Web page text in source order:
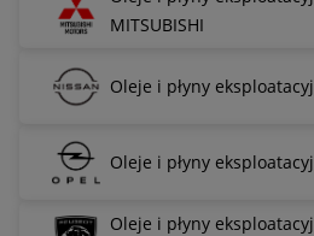
MITSUBISHI
Oleje i płyny
Oleje i płyny
Oleje i płyny